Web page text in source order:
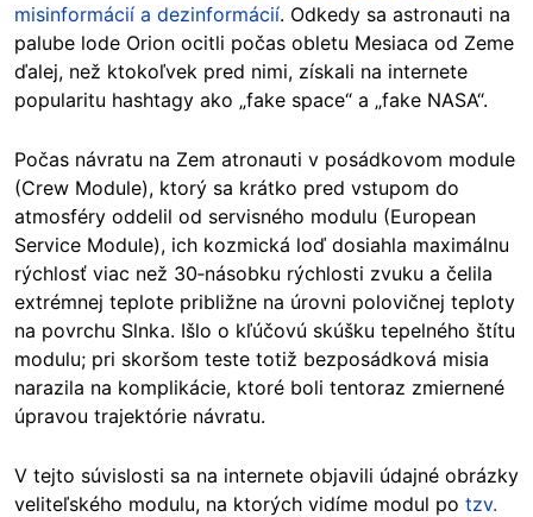
misinformácií a dezinformácií. Odkedy sa astronauti na
palube lode Orion ocitli počas obletu Mesiaca od Zeme
ďalej, než ktokoľvek pred nimi, získali na internete
popularitu hashtagy ako „fake space“ a „fake NASA“.
Počas návratu na Zem atronauti v posádkovom module
(Crew Module), ktorý sa krátko pred vstupom do
atmosféry oddelil od servisného modulu (European
Service Module), ich kozmická loď dosiahla maximálnu
rýchlosť viac než 30‑násobku rýchlosti zvuku a čelila
extrémnej teplote približne na úrovni polovičnej teploty
na povrchu Slnka. Išlo o kľúčovú skúšku tepelného štítu
modulu; pri skoršom teste totiž bezposádková misia
narazila na komplikácie, ktoré boli tentoraz zmiernené
úpravou trajektórie návratu.
V tejto súvislosti sa na internete objavili údajné obrázky
veliteľského modulu, na ktorých vidíme modul po tzv.